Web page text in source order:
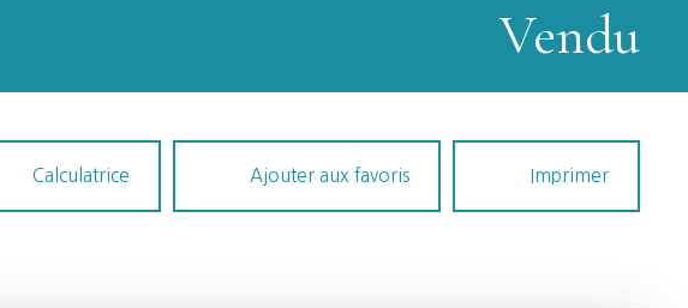
Vendu
Calculatrice Ajouter aux favoris Imprimer